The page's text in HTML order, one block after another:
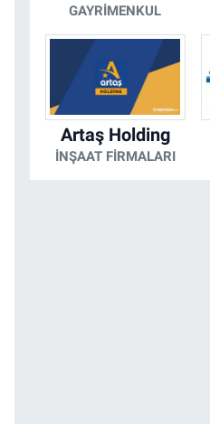
GAYRIMENKUL
Artaş Holding
İNŞAAT FIRMALARI